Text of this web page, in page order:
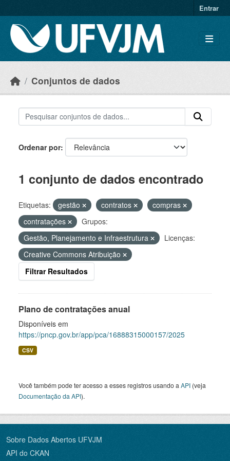
Entrar
Conjuntos de dados
Ordenar por
1 conjunto de dados encontrado
Etiquetas: gestão contratos
compras
contratações
Grupos:
Gestão, Planejamento e Infraestrutura
Licenças:
Creative Commons Atribuição
Filtrar Resultados
Plano de contratações anual
Disponíveis em
https://pncp.gov.br/app/pca/16888315000157/2025
CSV
Você também pode ter acesso a esses registros usando a API (veja
Documentação da API).
Sobre Dados Abertos UFVJM
API do CKAN